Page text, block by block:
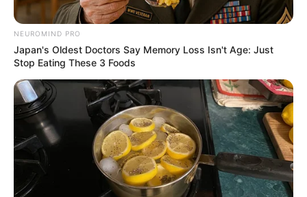
am 21. Juni zum Sommeranfang in Hannover und
weiteren mehr als 500 Städten weltweit statt. Die
ursprüngliche Idee kommt aus Frankreich, wo 1982
in Paris alles begann. In Hannover spielen jedes
Jahr mehr als 1.000 Musiker auf über 30 Bühnen.
Stadt/Ort: Hannover
Beginn: 21.06.2030 12:00 Uhr
Ende: 22.06.2030 00:00 Uhr
Eintrittspreis: Freier Eintritt
Hotel für diese Veranstaltung buchen
NEUROMIND PRO
Japan's Oldest Doctors Say Memory Loss Isn't Age: Just
Stop Eating These 3 Foods